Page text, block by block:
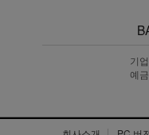
기
예